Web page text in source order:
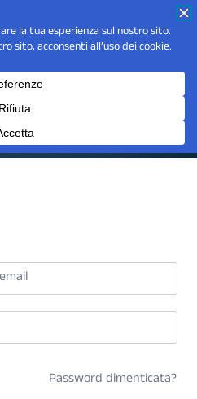
Password dimenticata?